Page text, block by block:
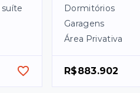
suíte
Dormitórios
Garagens
Área Privativa
R$883.902